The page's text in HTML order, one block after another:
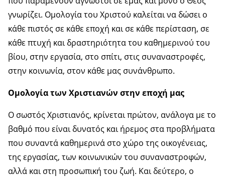
γνωρίζει. Ομολογία του Χριστού καλείται να δώσει ο
κάθε πιστός σε κάθε εποχή και σε κάθε περίσταση, σε
κάθε πτυχή και δραστηριότητα του καθημερινού του
βίου, στην εργασία, στο σπίτι, στις συναναστροφές,
στην κοινωνία, στον κάθε μας συνάνθρωπο.
Ομολογία των Χριστιανών στην εποχή μας
Ο σωστός Χριστιανός, κρίνεται πρώτον, ανάλογα με το
βαθμό που είναι δυνατός και ήρεμος στα προβλήματα
που συναντά καθημερινά στο χώρο της οικογένειας,
της εργασίας, των κοινωνικών του συναναστροφών,
αλλά και στη προσωπική του ζωή. Και δεύτερο, ο